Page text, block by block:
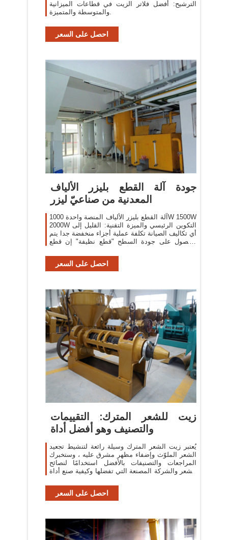
الترشيح: أفضل فلاتر الزيت في قطاعات الميزانية
والمتوسطة والمتميزة.
احصل على السعر
جودة آلة القطع بليزر الألياف
المعدنية من صناعيّ ليزر
آلة القطع بليزر الألياف المنصة واحدة 1000W 1500W
2000W التكوين الرئيسي والميزة التقنية: القليل إلى
أي تكاليف الصيانة تكلفة عملية أجزاء منخفضة جدا يتم
الحصول على جودة السطح "قطع نظيفة" إن قطع
احصل على السعر
زيت للشعر المترك: التقييمات
والتصنيف وهو أفضل أداة
يُعتبر زيت الشعر المترك وسيلة رائعة لتنشيط تجعيد
الشعر الملوّث وإضفاء مظهر مشرق عليه ، وستخبرك
المراجعات والتصنيفات بالأفضل استخدامًا لنصائح
الشعر والشركة المصنعة التي تفضلها وكيفية صنع أداة
احصل على السعر